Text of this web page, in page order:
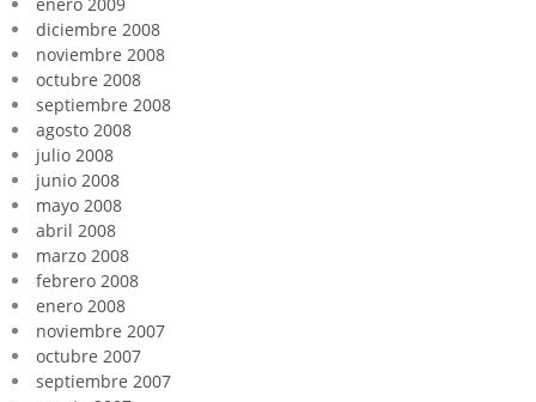
diciembre 2008
noviembre 2008
octubre 2008
septiembre 2008
agosto 2008
julio 2008
junio 2008
mayo 2008
abril 2008
marzo 2008
febrero 2008
enero 2008
noviembre 2007
octubre 2007
septiembre 2007